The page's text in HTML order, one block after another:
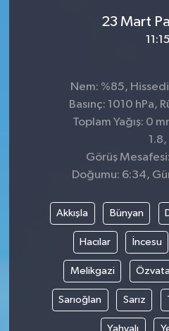
23 Mart
11:15
Nem: %85,
Basınç: 1010 hPa,
Toplam Yağış: 0
1.8,
Görüş
Doğumu: 6:34,
Akkışla Bünyan
Hacılar İncesu
Melikgazi
Sarıoğlan Sarız
Yahyalı